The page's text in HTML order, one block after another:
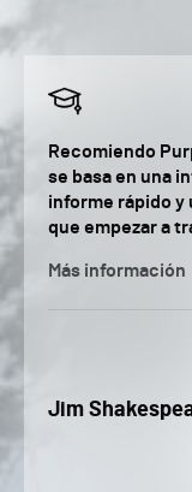
Recomiendo
se basa en una
informe rápido y
que empezar a
Más información
Jim